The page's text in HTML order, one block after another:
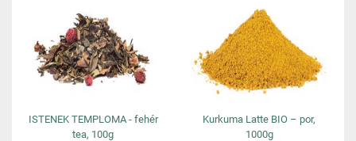
ISTENEK TEMPLOMA - fehér
tea, 100g
Kurkuma Latte BIO – por,
1000g